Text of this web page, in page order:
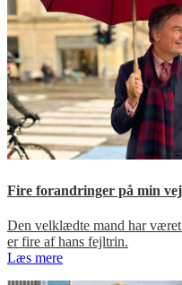
Fire forandringer på min
Den velklædte mand har
er fire af hans fejltrin.
Læs mere